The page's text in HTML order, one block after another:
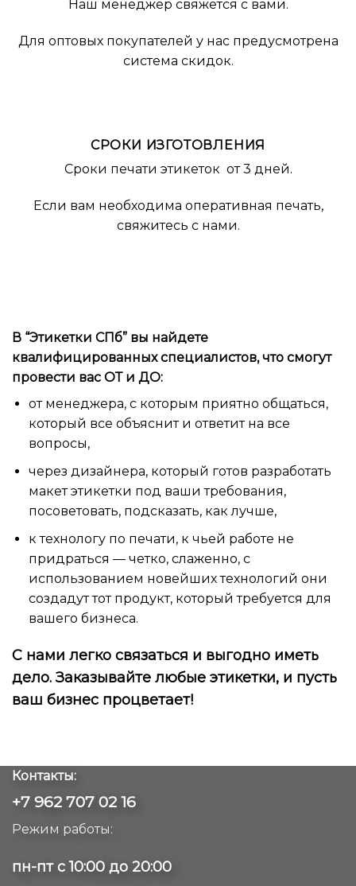
Наш менеджер свяжется с вами.
Для оптовых покупателей у нас предусмотрена
система скидок.
СРОКИ ИЗГОТОВЛЕНИЯ
Сроки печати этикеток от 3 дней.
Если вам необходима оперативная печать,
свяжитесь с нами.
В “Этикетки СПб” вы найдете
квалифицированных специалистов, что смогут
провести вас ОТ и ДО:
от менеджера, с которым приятно общаться,
который все объяснит и ответит на все
вопросы,
через дизайнера, который готов разработать
макет этикетки под ваши требования,
посоветовать, подсказать, как лучше,
к технологу по печати, к чьей работе не
придраться — четко, слаженно, с
использованием новейших технологий они
создадут тот продукт, который требуется для
вашего бизнеса.
С нами легко связаться и выгодно иметь
дело. Заказывайте любые этикетки, и пусть
ваш бизнес процветает!
Контакты:
+7 962 707 02 16
Режим работы:
пн-пт с 10:00 до 20:00